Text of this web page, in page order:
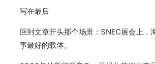
写在最后
回到文章开头那个场景：SNEC展会上，
事最好的载体。